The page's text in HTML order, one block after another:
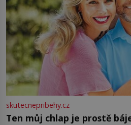
skutecnepribehy.cz
Ten můj chlap je prostě